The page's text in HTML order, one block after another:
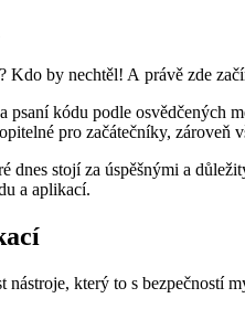
Kdo by nechtěl! A právě zde
kódu podle
pro začátečníky, zároveň
stojí za úspěšnými a
a aplikací.
který to s bezpečností